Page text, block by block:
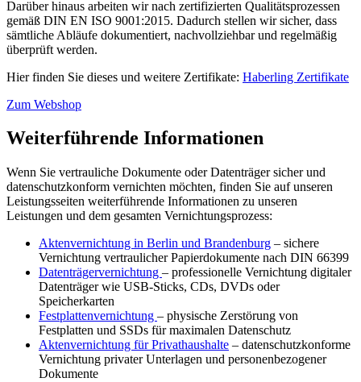
Darüber hinaus arbeiten wir nach zertifizierten Qualitätsprozessen
gemäß DIN EN ISO 9001:2015. Dadurch stellen wir sicher, dass
sämtliche Abläufe dokumentiert, nachvollziehbar und regelmäßig
überprüft werden.
Hier finden Sie dieses und weitere Zertifikate: Haberling Zertifikate
Zum Webshop
Weiterführende Informationen
Wenn Sie vertrauliche Dokumente oder Datenträger sicher und
datenschutzkonform vernichten möchten, finden Sie auf unseren
Leistungsseiten weiterführende Informationen zu unseren
Leistungen und dem gesamten Vernichtungsprozess:
Aktenvernichtung in Berlin und Brandenburg – sichere
Vernichtung vertraulicher Papierdokumente nach DIN 66399
Datenträgervernichtung – professionelle Vernichtung digitaler
Datenträger wie USB-Sticks, CDs, DVDs oder
Speicherkarten
Festplattenvernichtung – physische Zerstörung von
Festplatten und SSDs für maximalen Datenschutz
Aktenvernichtung für Privathaushalte – datenschutzkonforme
Vernichtung privater Unterlagen und personenbezogener
Dokumente